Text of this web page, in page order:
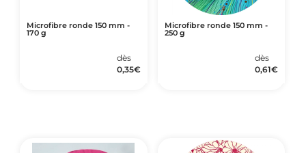
Microfibre ronde 150 mm -
170 g
dès
0,35€
Microfibre ronde 150 mm -
250 g
dès
0,61€